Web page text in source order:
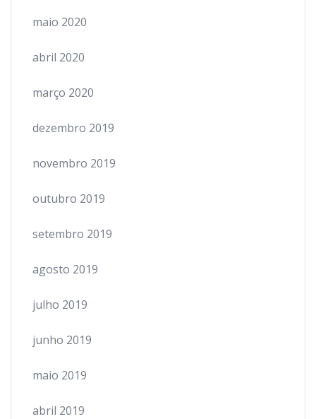
maio 2020
abril 2020
março 2020
dezembro 2019
novembro 2019
outubro 2019
setembro 2019
agosto 2019
julho 2019
junho 2019
maio 2019
abril 2019